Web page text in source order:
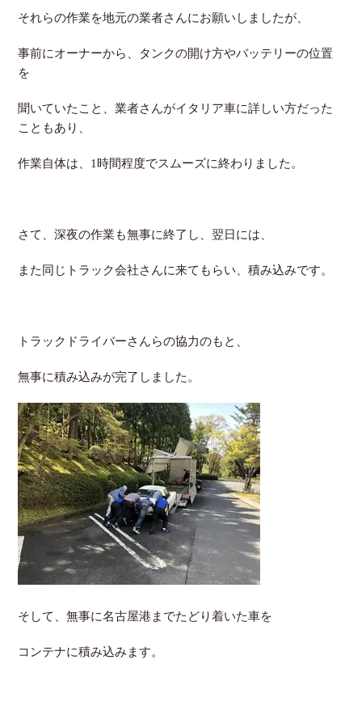
それらの作業を地元の業者さんにお願いしましたが、
事前にオーナーから、タンクの開け方やバッテリーの位置
を
聞いていたこと、業者さんがイタリア車に詳しい方だった
こともあり、
作業自体は、1時間程度でスムーズに終わりました。
さて、深夜の作業も無事に終了し、翌日には、
また同じトラック会社さんに来てもらい、積み込みです。
トラックドライバーさんらの協力のもと、
無事に積み込みが完了しました。
そして、無事に名古屋港までたどり着いた車を
コンテナに積み込みます。